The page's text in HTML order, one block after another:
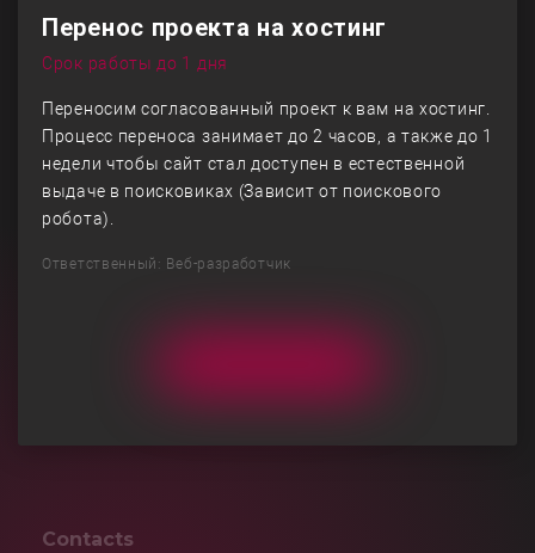
Перенос проекта на хостинг
Срок работы до 1 дня
Переносим согласованный проект к вам на хостинг.
Процесс переноса занимает до 2 часов, а также до 1
недели чтобы сайт стал доступен в естественной
выдаче в поисковиках (Зависит от поискового
робота).
Ответственный: Веб-разработчик
Contacts